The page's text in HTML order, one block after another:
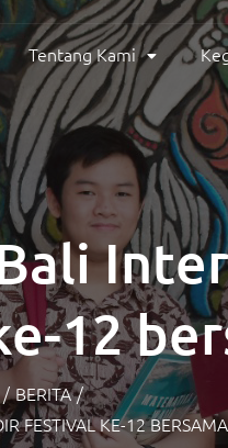
Tentang Kami
12
Choir
/ BERITA /
FESTIVAL KE-12